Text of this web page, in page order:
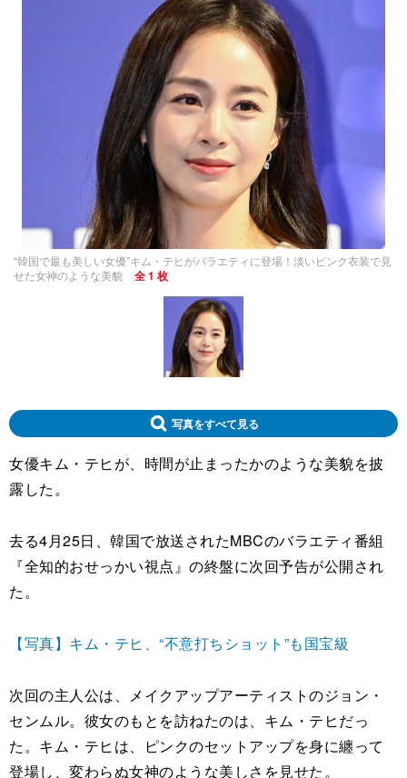
“韓国で最も美しい女優”キム・テヒがバラエティに登場！淡いピンク衣装で見
せた女神のような美貌
全 1 枚
写真をすべて見る
女優キム・テヒが、時間が止まったかのような美貌を披
露した。
去る4月25日、韓国で放送されたMBCのバラエティ番組
『全知的おせっかい視点』の終盤に次回予告が公開され
た。
【写真】キム・テヒ、“不意打ちショット”も国宝級
次回の主人公は、メイクアップアーティストのジョン・
センムル。彼女のもとを訪ねたのは、キム・テヒだっ
た。キム・テヒは、ピンクのセットアップを身に纏って
登場し、変わらぬ女神のような美しさを見せた。